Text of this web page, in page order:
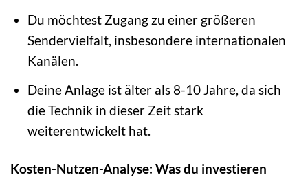
Du möchtest Zugang zu einer größeren
Sendervielfalt, insbesondere internationalen
Kanälen.
Deine Anlage ist älter als 8-10 Jahre, da sich
die Technik in dieser Zeit stark
weiterentwickelt hat.
Kosten-Nutzen-Analyse: Was du investieren